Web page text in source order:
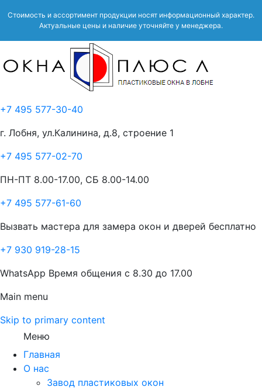
Стоимость и ассортимент продукции носят информационный характер.
Актуальные цены и наличие уточняйте у менеджера.
+7 495 577-30-40
г. Лобня, ул.Калинина, д.8, строение 1
+7 495 577-02-70
ПН-ПТ 8.00-17.00, СБ 8.00-14.00
+7 495 577-61-60
Вызвать мастера для замера окон и дверей бесплатно
+7 930 919-28-15
WhatsApp Время общения с 8.30 до 17.00
Main menu
Skip to primary content
Меню
Главная
О нас
Завод пластиковых окон